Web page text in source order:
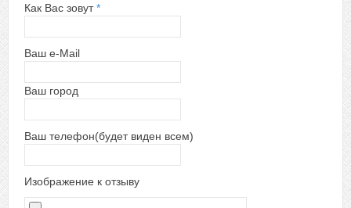
Как Вас зовут*
Ваш e-Mail
Ваш город
Ваш телефон(будет виден всем)
Изображение к отзыву